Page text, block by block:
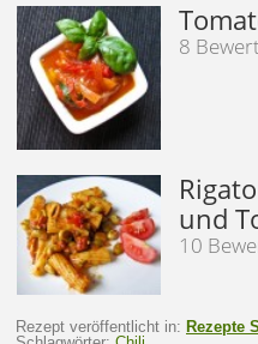
8
und
10
Rezept veröffentlicht in: Rezepte